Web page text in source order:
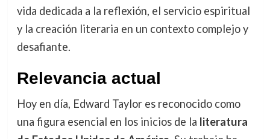
vida dedicada a la reflexión, el servicio espiritual
y la creación literaria en un contexto complejo y
desafiante.
Relevancia actual
Hoy en día, Edward Taylor es reconocido como
una figura esencial en los inicios de la literatura